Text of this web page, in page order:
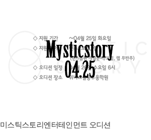
미스틱스토리엔터테인먼트 오디션